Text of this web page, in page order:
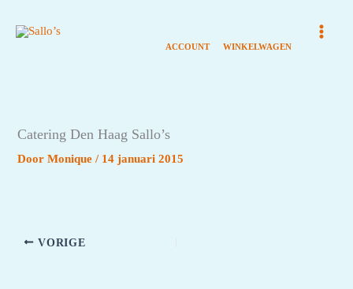
naar
Catering Den Haag Sallo’s
DoorMonique/ 14 januari 2015
VORIGE